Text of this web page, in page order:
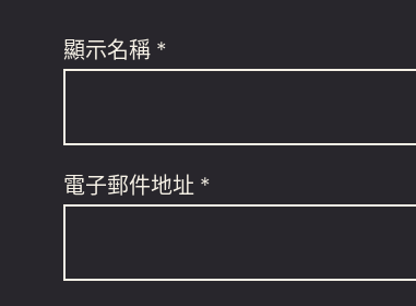
顯示名稱 *
電子郵件地址 *